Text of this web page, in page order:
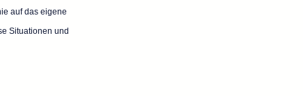
auf das eigene
Situationen und